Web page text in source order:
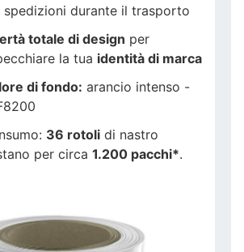
spedizioni durante il trasporto
totale di design per
la tua identità di marca
di fondo: arancio intenso -
36 rotoli di nastro
per circa 1.200 pacchi*.